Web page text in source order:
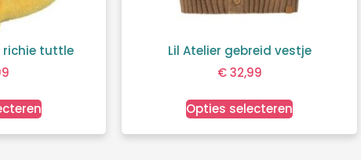
richie tuttle
Lil Atelier gebreid vestje
€32,99
Opties selecteren